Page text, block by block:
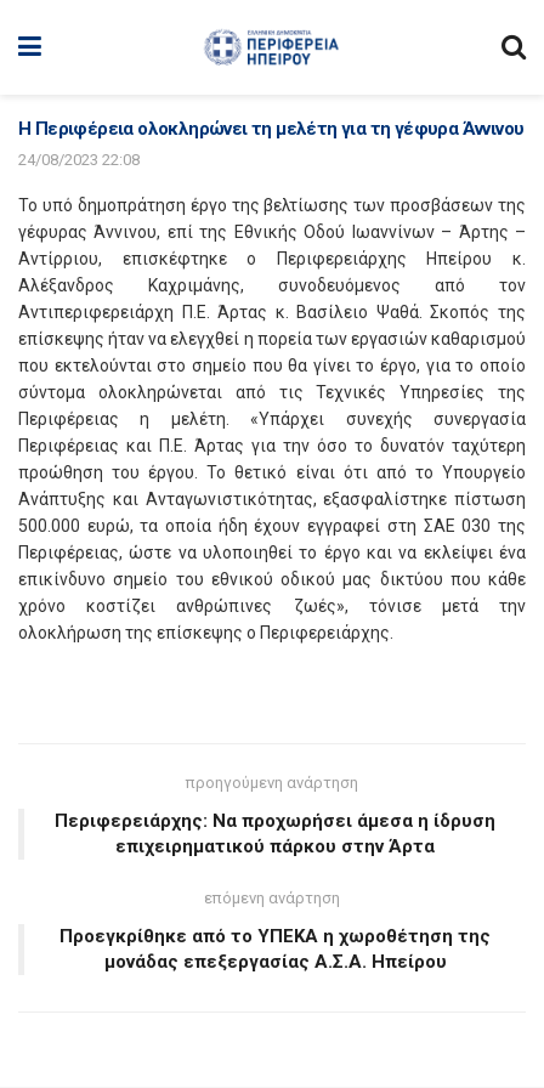
Η Περιφέρεια ολοκληρώνει τη μελέτη για τη γέφυρα Άννινου
24/08/2023 22:08
Το υπό δημοπράτηση έργο της βελτίωσης των προσβάσεων της
γέφυρας Άννινου, επί της Εθνικής Οδού Ιωαννίνων – Άρτης –
Αντίρριου, επισκέφτηκε ο Περιφερειάρχης Ηπείρου κ.
Αλέξανδρος Καχριμάνης, συνοδευόμενος από τον
Αντιπεριφερειάρχη Π.Ε. Άρτας κ. Βασίλειο Ψαθά. Σκοπός της
επίσκεψης ήταν να ελεγχθεί η πορεία των εργασιών καθαρισμού
που εκτελούνται στο σημείο που θα γίνει το έργο, για το οποίο
σύντομα ολοκληρώνεται από τις Τεχνικές Υπηρεσίες της
Περιφέρειας η μελέτη. «Υπάρχει συνεχής συνεργασία
Περιφέρειας και Π.Ε. Άρτας για την όσο το δυνατόν ταχύτερη
προώθηση του έργου. Το θετικό είναι ότι από το Υπουργείο
Ανάπτυξης και Ανταγωνιστικότητας, εξασφαλίστηκε πίστωση
500.000 ευρώ, τα οποία ήδη έχουν εγγραφεί στη ΣΑΕ 030 της
Περιφέρειας, ώστε να υλοποιηθεί το έργο και να εκλείψει ένα
επικίνδυνο σημείο του εθνικού οδικού μας δικτύου που κάθε
χρόνο κοστίζει ανθρώπινες ζωές», τόνισε μετά την
ολοκλήρωση της επίσκεψης ο Περιφερειάρχης.
προηγούμενη ανάρτηση
Περιφερειάρχης: Να προχωρήσει άμεσα η ίδρυση
επιχειρηματικού πάρκου στην Άρτα
επόμενη ανάρτηση
Προεγκρίθηκε από το ΥΠΕΚΑ η χωροθέτηση της
μονάδας επεξεργασίας Α.Σ.Α. Ηπείρου